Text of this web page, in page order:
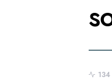
134